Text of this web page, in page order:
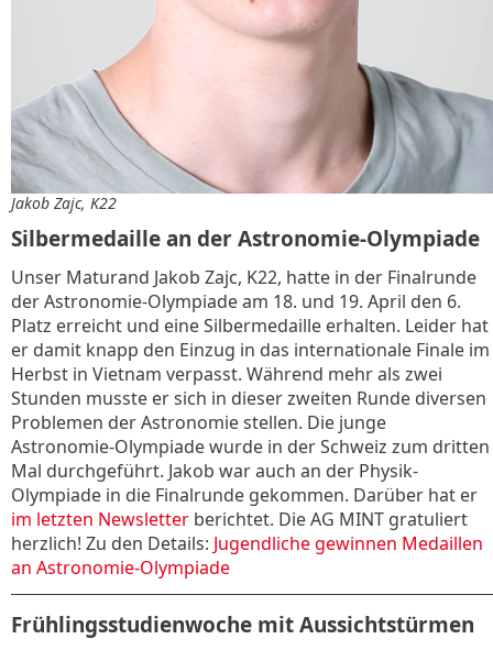
Jakob Zajc, K22
Silbermedaille an der Astronomie-Olympiade
Unser Maturand Jakob Zajc, K22, hatte in der Finalrunde
der Astronomie-Olympiade am 18. und 19. April den 6.
Platz erreicht und eine Silbermedaille erhalten. Leider hat
er damit knapp den Einzug in das internationale Finale im
Herbst in Vietnam verpasst. Während mehr als zwei
Stunden musste er sich in dieser zweiten Runde diversen
Problemen der Astronomie stellen. Die junge
Astronomie-Olympiade wurde in der Schweiz zum dritten
Mal durchgeführt. Jakob war auch an der Physik-
Olympiade in die Finalrunde gekommen. Darüber hat er
im letzten Newsletter berichtet. Die AG MINT gratuliert
herzlich! Zu den Details: Jugendliche gewinnen Medaillen
an Astronomie-Olympiade
Frühlingsstudienwoche mit Aussichtstürmen